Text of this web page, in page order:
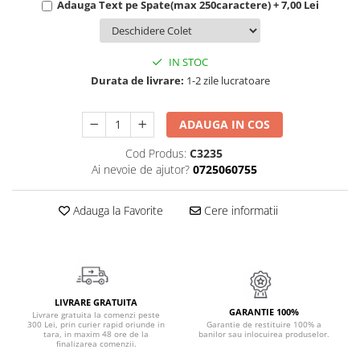
Cadouri Politisti
Cadouri Pompieri
Cadouri Stomatologi
Cadouri Stylisti
Cadouri Tractoristi
Cadouri Vanatori/Padurari
Cadre Didactice
Adauga Text pe Spate(max 250caractere) + 7,00 Lei
IN STOC
Durata de livrare: 1-2 zile lucratoare
ADAUGA IN COS
Cod Produs: C3235
Ai nevoie de ajutor? 0725060755
Adauga la Favorite Cere informatii
LIVRARE GRATUITA
Livrare gratuita la comenzi peste
300 Lei, prin curier rapid oriunde in
tara, in maxim 48 ore de la
finalizarea comenzii.
GARANTIE 100%
Garantie de restituire 100% a
banilor sau inlocuirea produselor.